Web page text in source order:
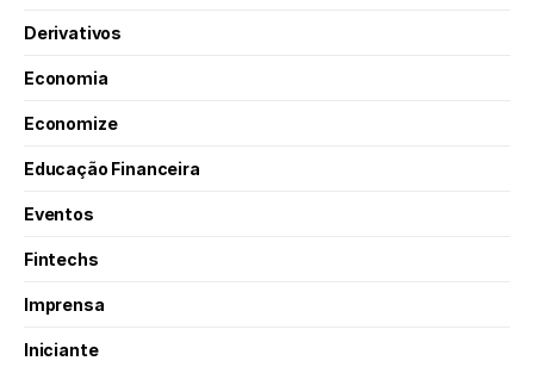
Derivativos
Economia
Economize
Educação Financeira
Eventos
Fintechs
Imprensa
Iniciante